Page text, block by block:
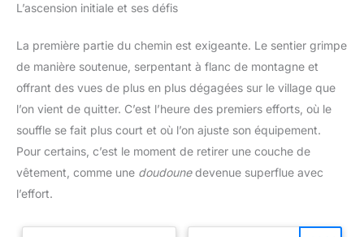
L’ascension initiale et ses défis
La première partie du chemin est exigeante. Le sentier grimpe
de manière soutenue, serpentant à flanc de montagne et
offrant des vues de plus en plus dégagées sur le village que
l’on vient de quitter. C’est l’heure des premiers efforts, où le
souffle se fait plus court et où l’on ajuste son équipement.
Pour certains, c’est le moment de retirer une couche de
vêtement, comme une doudounedevenue superflue avec
l’effort.